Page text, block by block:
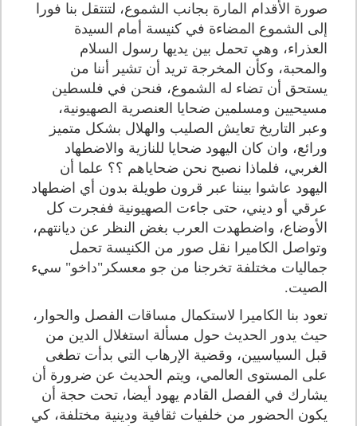
صورة الأقدام المارة بجانب الشموع، لتنتقل بنا فورا
إلى الشموع المضاءة في كنيسة أمام السيدة
العذراء، وهي تحمل بين يديها رسول السلام
والمحبة، وكأن المخرجة تريد أن تشير أننا من
يستحق أن تضاء له الشموع، فنحن في فلسطين
مسيحيين ومسلمين ضحايا العنصرية الصهيونية،
وعبر التاريخ تعايش الصليب والهلال بشكل متميز
ورائع، وان كان اليهود ضحايا للنازية والاضطهاد
الغربي، فلماذا نصبح نحن ضحاياهم ؟؟ علما أن
اليهود عاشوا بيننا عبر قرون طويلة بدون أي اضطهاد
عرقي أو ديني، حتى جاءت الصهيونية ففجرت كل
الأوضاع، واضطهدت العرب بغض النظر عن ديانتهم،
وتواصل الكاميرا نقل صور من الكنيسة تحمل
جماليات مختلفة تخرجنا من جو معسكر"داخو" سيء
الصيت.
تعود بنا الكاميرا لاستكمال مساقات الفصل والحوار،
حيث يدور الحديث حول مسألة استغلال الدين من
قبل السياسيين، وقضية الإرهاب التي بدأت تطغى
على المستوى العالمي، ويتم الحديث عن ضرورة أن
يشارك في الفصل القادم يهود أيضا، تحت حجة أن
يكون الحضور من خلفيات ثقافية ودينية مختلفة، كي